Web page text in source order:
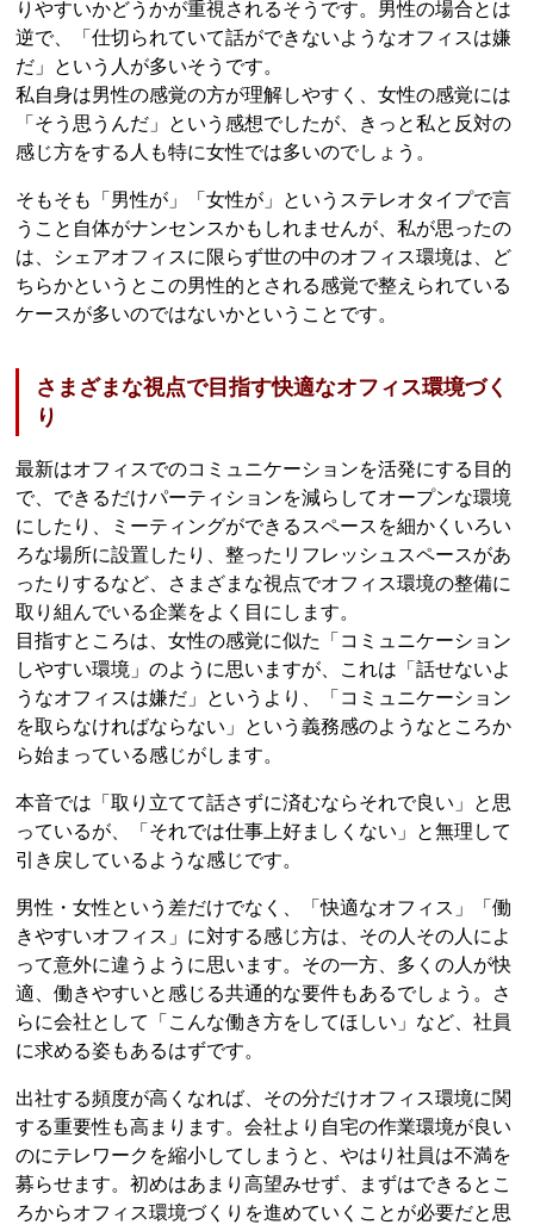
りやすいかどうかが重視されるそうです。男性の場合とは
逆で、「仕切られていて話ができないようなオフィスは嫌
だ」という人が多いそうです。
私自身は男性の感覚の方が理解しやすく、女性の感覚には
「そう思うんだ」という感想でしたが、きっと私と反対の
感じ方をする人も特に女性では多いのでしょう。
そもそも「男性が」「女性が」というステレオタイプで言
うこと自体がナンセンスかもしれませんが、私が思ったの
は、シェアオフィスに限らず世の中のオフィス環境は、ど
ちらかというとこの男性的とされる感覚で整えられている
ケースが多いのではないかということです。
さまざまな視点で目指す快適なオフィス環境づく
り
最新はオフィスでのコミュニケーションを活発にする目的
で、できるだけパーティションを減らしてオープンな環境
にしたり、ミーティングができるスペースを細かくいろい
ろな場所に設置したり、整ったリフレッシュスペースがあ
ったりするなど、さまざまな視点でオフィス環境の整備に
取り組んでいる企業をよく目にします。
目指すところは、女性の感覚に似た「コミュニケーション
しやすい環境」のように思いますが、これは「話せないよ
うなオフィスは嫌だ」というより、「コミュニケーション
を取らなければならない」という義務感のようなところか
ら始まっている感じがします。
本音では「取り立てて話さずに済むならそれで良い」と思
っているが、「それでは仕事上好ましくない」と無理して
引き戻しているような感じです。
男性・女性という差だけでなく、「快適なオフィス」「働
きやすいオフィス」に対する感じ方は、その人その人によ
って意外に違うように思います。その一方、多くの人が快
適、働きやすいと感じる共通的な要件もあるでしょう。さ
らに会社として「こんな働き方をしてほしい」など、社員
に求める姿もあるはずです。
出社する頻度が高くなれば、その分だけオフィス環境に関
する重要性も高まります。会社より自宅の作業環境が良い
のにテレワークを縮小してしまうと、やはり社員は不満を
募らせます。初めはあまり高望みせず、まずはできるとこ
ろからオフィス環境づくりを進めていくことが必要だと思